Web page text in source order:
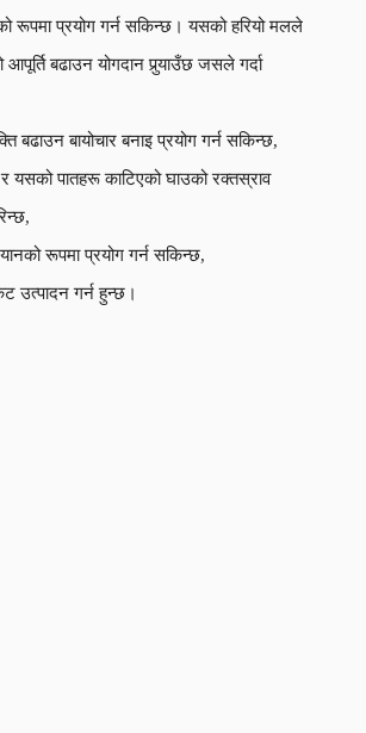
रूपमा प्रयोग गर्न सकिन्छ। यसको हरियो मलले
आपूर्ति बढाउन योगदान पुर्‍याउँछ जसले गर्दा
बढाउन बायोचार बनाइ प्रयोग गर्न सकिन्छ,
यसको पातहरू काटिएको घाउको रक्तस्राव
रूपमा प्रयोग गर्न सकिन्छ,
उत्पादन गर्न हुन्छ।